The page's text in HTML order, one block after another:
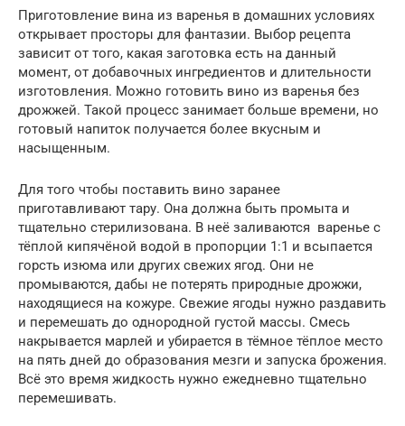
Приготовление вина из варенья в домашних условиях
открывает просторы для фантазии. Выбор рецепта
зависит от того, какая заготовка есть на данный
момент, от добавочных ингредиентов и длительности
изготовления. Можно готовить вино из варенья без
дрожжей. Такой процесс занимает больше времени, но
готовый напиток получается более вкусным и
насыщенным.
Для того чтобы поставить вино заранее
приготавливают тару. Она должна быть промыта и
тщательно стерилизована. В неё заливаются варенье с
тёплой кипячёной водой в пропорции 1:1 и всыпается
горсть изюма или других свежих ягод. Они не
промываются, дабы не потерять природные дрожжи,
находящиеся на кожуре. Свежие ягоды нужно раздавить
и перемешать до однородной густой массы. Смесь
накрывается марлей и убирается в тёмное тёплое место
на пять дней до образования мезги и запуска брожения.
Всё это время жидкость нужно ежедневно тщательно
перемешивать.